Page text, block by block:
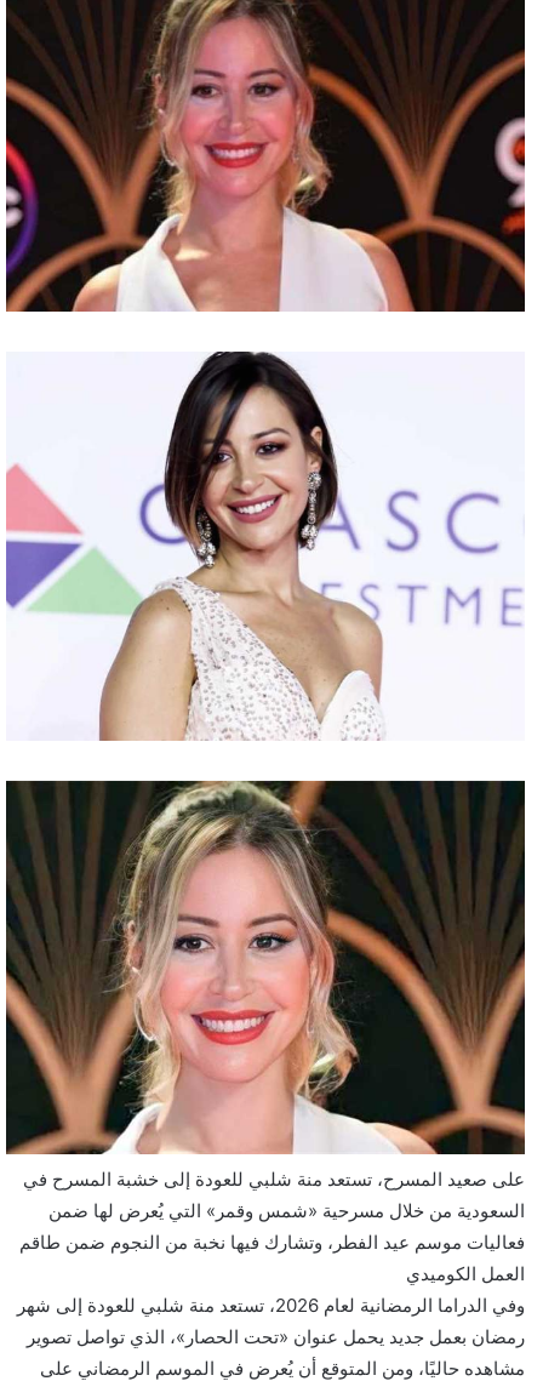
على صعيد المسرح، تستعد منة شلبي للعودة إلى خشبة المسرح في
السعودية من خلال مسرحية «شمس وقمر» التي يُعرض لها ضمن
فعاليات موسم عيد الفطر، وتشارك فيها نخبة من النجوم ضمن طاقم
العمل الكوميدي
وفي الدراما الرمضانية لعام 2026، تستعد منة شلبي للعودة إلى شهر
رمضان بعمل جديد يحمل عنوان «تحت الحصار»، الذي تواصل تصوير
مشاهده حاليًا، ومن المتوقع أن يُعرض في الموسم الرمضاني على